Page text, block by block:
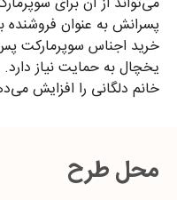
پسرانش به عنوان فروشنده
خرید اجناس سوپرمارکت
یخچال به حمایت نیاز
خانم دلگانی را افزایش
محل طرح